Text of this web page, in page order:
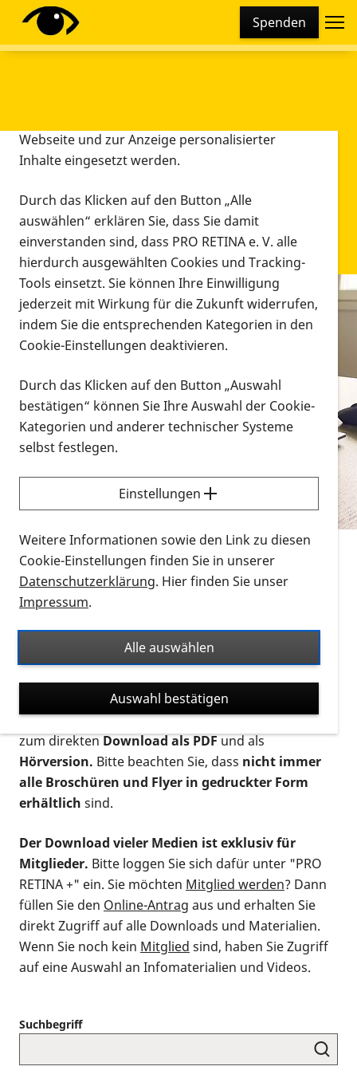
Spenden
Infomaterial
Infomaterial
Vorlesen
Alle Infomaterialien in verschiedenen
Formaten an einem Ort
Sie möchten wissen, wie Sie nach Infonmaterial
suchen und dieses bestellen bzw. herunterladen
können? Schauen Sie sich dieErklärvideos zum
Thema Infomaterial auf der PRO RETINA-Website
für blinde und sehbehinderte Menschen an.
Auf dieser Seite finden Sie sämtliches Infomaterial
Ort. Nutzen Sie den Formatfilter, um ausschließlich
nach Flyern und Broschüren, Audios oder Videos zu
suchen. Die meisten Flyer und Broschüren werden in
verschiedenen Formaten angeboten: zur
postalischen Bestellung als gedruckte Variante
zum direktenDownload als PDFund als
Hörversion. Bitte beachten Sie, dass nicht immer
alle Broschüren und Flyer in gedruckter Form
erhältlich sind.
Der Download vieler Medien ist exklusiv für
Mitglieder. Bitte loggen Sie sich dafür unter "PRO
RETINA +" ein. Sie möchten Mitglied werden? Dann
füllen Sie den Online-Antrag aus und erhalten Sie
direkt Zugriff auf alle Downloads und Materialien.
Wenn Sie noch kein Mitglied sind, haben Sie Zugriff
auf eine Auswahl an Infomaterialien und Videos.
Suchbegriff
Diese Webseite setzt verschiedene Cookies und
Tracking-Tools ein. Dies beinhaltet Cookies und
Webseite und zur Anzeige personalisierter
Inhalte eingesetzt werden.
Durch das Klicken auf den Button „Alle
auswählen“ erklären Sie, dass Sie damit
einverstanden sind, dass PRO RETINA e. V. alle
hierdurch ausgewählten Cookies und Tracking-
Tools einsetzt. Sie können Ihre Einwilligung
jederzeit mit Wirkung für die Zukunft widerrufen,
indem Sie die entsprechenden Kategorien in den
Cookie-Einstellungen deaktivieren.
Durch das Klicken auf den Button „Auswahl
bestätigen“ können Sie Ihre Auswahl der Cookie-
Kategorien und anderer technischer Systeme
selbst festlegen.
Einstellungen
Weitere Informationen sowie den Link zu diesen
Cookie-Einstellungen finden Sie in unserer
Datenschutzerklärung. Hier finden Sie unser
Impressum.
Alle auswählen
Auswahl bestätigen